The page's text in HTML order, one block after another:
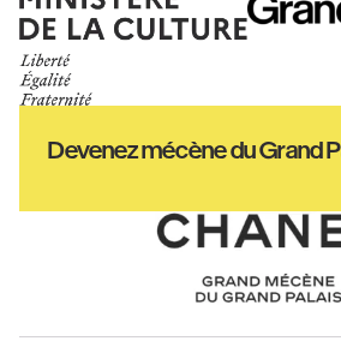
Ministère
de
la
Haut
de
Devenez mécène du Grand
Chanel